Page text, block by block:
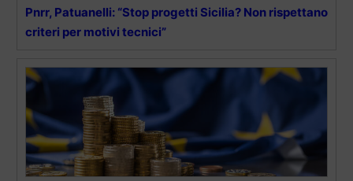
Pnrr, Patuanelli: “Stop progetti Sicilia? Non rispettano
criteri per motivi tecnici”